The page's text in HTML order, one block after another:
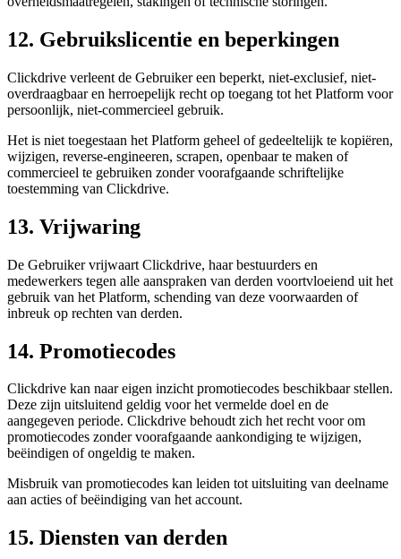
12. Gebruikslicentie en beperkingen
Clickdrive verleent de Gebruiker een beperkt, niet-exclusief, niet-
overdraagbaar en herroepelijk recht op toegang tot het Platform voor
persoonlijk, niet-commercieel gebruik.
Het is niet toegestaan het Platform geheel of gedeeltelijk te kopiëren,
wijzigen, reverse-engineeren, scrapen, openbaar te maken of
commercieel te gebruiken zonder voorafgaande schriftelijke
toestemming van Clickdrive.
13. Vrijwaring
De Gebruiker vrijwaart Clickdrive, haar bestuurders en
medewerkers tegen alle aanspraken van derden voortvloeiend uit het
gebruik van het Platform, schending van deze voorwaarden of
inbreuk op rechten van derden.
14. Promotiecodes
Clickdrive kan naar eigen inzicht promotiecodes beschikbaar stellen.
Deze zijn uitsluitend geldig voor het vermelde doel en de
aangegeven periode. Clickdrive behoudt zich het recht voor om
promotiecodes zonder voorafgaande aankondiging te wijzigen,
beëindigen of ongeldig te maken.
Misbruik van promotiecodes kan leiden tot uitsluiting van deelname
aan acties of beëindiging van het account.
15. Diensten van derden